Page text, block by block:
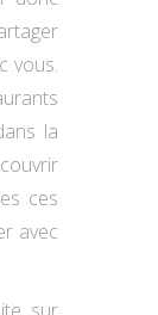
vous.
la
ces
avec